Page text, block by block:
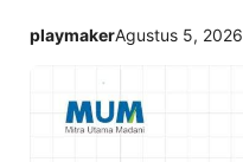
playmakerAgustus 5, 2026